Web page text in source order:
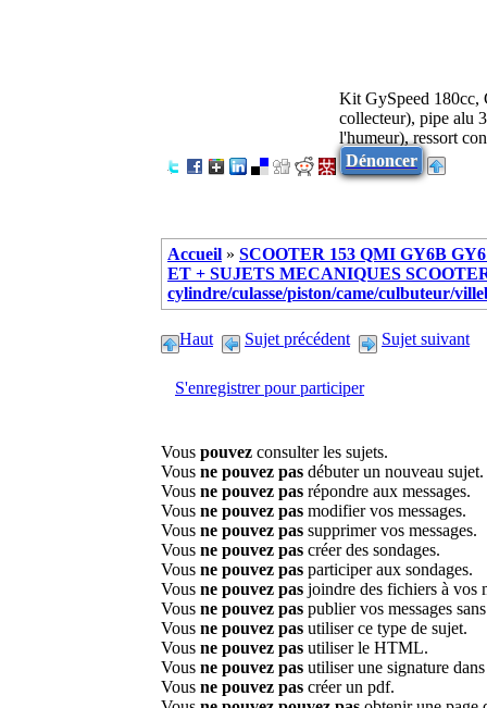
Kit GySpeed 180cc,
collecteur), pipe alu
l'humeur), ressort
Dénoncer
Accueil » SCOOTER 153 QMI GY6B
ET + SUJETS MECANIQUES
cylindre/culasse/piston/came/culbuteur/
Haut Sujet précédent Sujet suivant
S'enregistrer pour participer
Vous pouvez consulter les sujets.
Vous ne pouvez pas débuter un nouveau sujet.
Vous ne pouvez pas répondre aux messages.
Vous ne pouvez pas modifier vos messages.
Vous ne pouvez pas supprimer vos messages.
Vous ne pouvez pas créer des sondages.
Vous ne pouvez pas participer aux sondages.
Vous ne pouvez pas joindre des fichiers à vos
Vous ne pouvez pas publier vos messages
Vous ne pouvez pas utiliser ce type de sujet.
Vous ne pouvez pas utiliser le HTML.
Vous ne pouvez pas utiliser une signature
Vous ne pouvez pas créer un pdf.